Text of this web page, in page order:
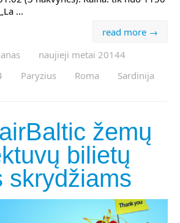
...
read more →
naujieji metai 20144
Paryzius Roma Sardinija
žemų
bilietų
skrydžiams